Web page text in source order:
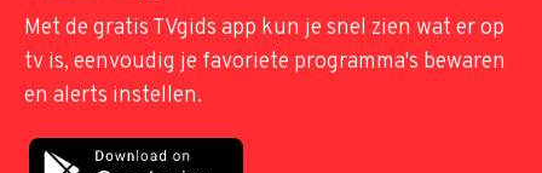
Met de gratis TVgids app kun je snel zien wat er op
tv is, eenvoudig je favoriete programma's bewaren
en alerts instellen.